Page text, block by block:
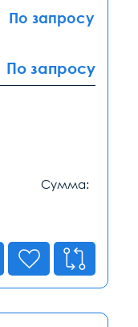
По запросу
По запросу
Сумма: